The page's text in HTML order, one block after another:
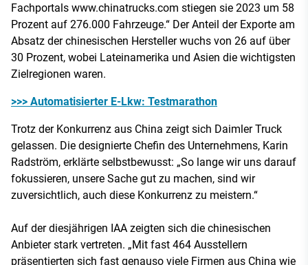
Fachportals www.chinatrucks.com stiegen sie 2023 um 58
Prozent auf 276.000 Fahrzeuge.“ Der Anteil der Exporte am
Absatz der chinesischen Hersteller wuchs von 26 auf über
30 Prozent, wobei Lateinamerika und Asien die wichtigsten
Zielregionen waren.
>>> Automatisierter E-Lkw: Testmarathon
Trotz der Konkurrenz aus China zeigt sich Daimler Truck
gelassen. Die designierte Chefin des Unternehmens, Karin
Radström, erklärte selbstbewusst: „So lange wir uns darauf
fokussieren, unsere Sache gut zu machen, sind wir
zuversichtlich, auch diese Konkurrenz zu meistern.“
Auf der diesjährigen IAA zeigten sich die chinesischen
Anbieter stark vertreten. „Mit fast 464 Ausstellern
präsentierten sich fast genauso viele Firmen aus China wie